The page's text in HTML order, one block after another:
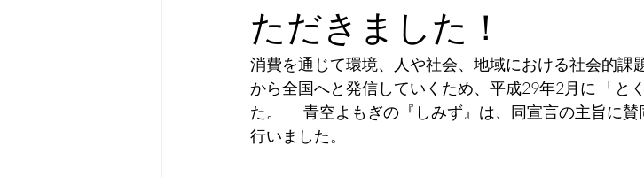
ただきました！
消費を通じて環境、人や社会、地域における社会的課
から全国へと発信していくため、平成29年2月に 「と
た。  　青空よもぎの『しみず』は、同宣言の主旨に
行いました。